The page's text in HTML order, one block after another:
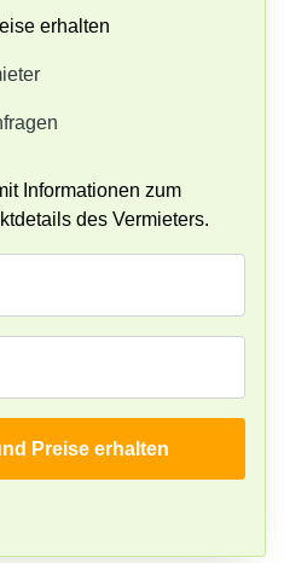
erhalten
Informationen zum
des Vermieters.
Preise erhalten